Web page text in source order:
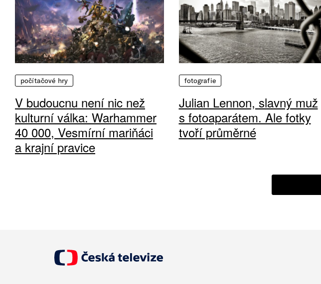
počítačové hry
V budoucnu není nic než
kulturní válka: Warhammer
40 000, Vesmírní mariňáci
a krajní pravice
fotografie
Julian Lennon, slavný muž
s fotoaparátem. Ale fotky
tvoří průměrné